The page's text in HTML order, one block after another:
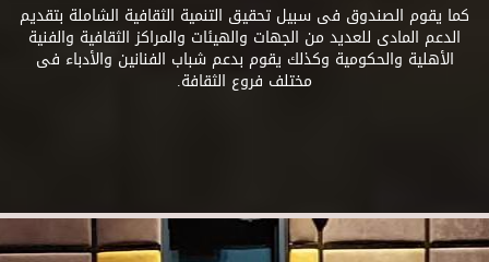
كما يقوم الصندوق فى سبيل تحقيق التنمية الثقافية الشاملة بتقديم
الدعم المادى للعديد من الجهات والهيئات والمراكز الثقافية والفنية
الأهلية والحكومية وكذلك يقوم بدعم شباب الفنانين والأدباء فى
مختلف فروع الثقافة.